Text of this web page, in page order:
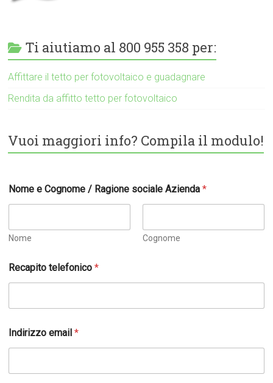
Ti aiutiamo al 800 955 358 per:
Affittare il tetto per fotovoltaico e guadagnare
Rendita da affitto tetto per fotovoltaico
Vuoi maggiori info? Compila il modulo!
Nome e Cognome / Ragione sociale Azienda*
Nome Cognome
Recapito telefonico*
Indirizzo email*